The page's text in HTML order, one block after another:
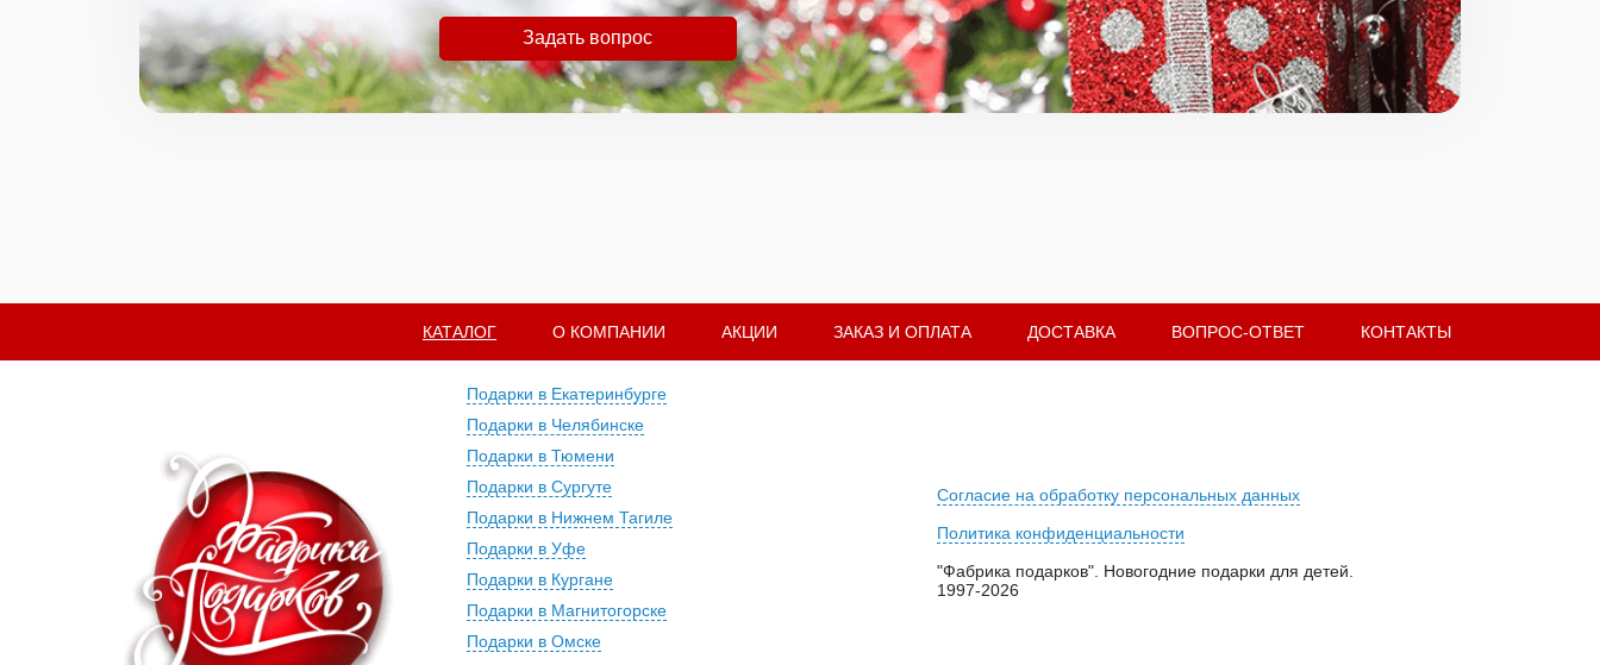
Задать вопрос
КАТАЛОГ О КОМПАНИИ АКЦИИ ЗАКАЗ И ОПЛАТА ДОСТАВКА ВОПРОС-ОТВЕТ КОНТАКТЫ
Подарки в Екатеринбурге
Подарки в Челябинске
Подарки в Тюмени
Подарки в Сургуте
Подарки в Нижнем Тагиле
Подарки в Уфе
Подарки в Кургане
Подарки в Магнитогорске
Подарки в Омске
Согласие на обработку персональных данных
Политика конфиденциальности
"Фабрика подарков". Новогодние подарки для детей.
1997-2026